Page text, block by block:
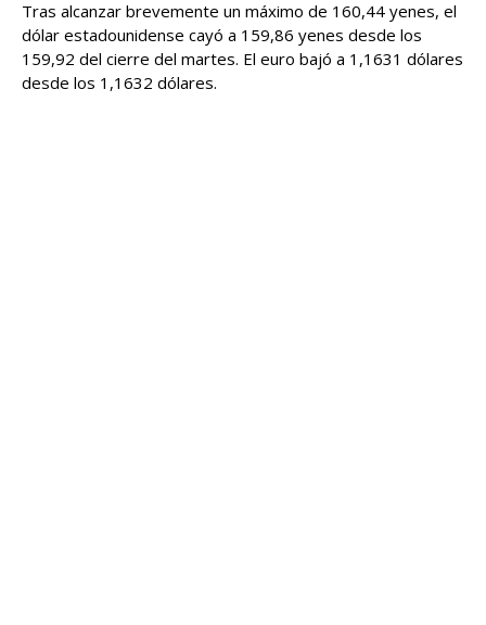
Tras alcanzar brevemente un máximo de 160,44 yenes, el
dólar estadounidense cayó a 159,86 yenes desde los
159,92 del cierre del martes. El euro bajó a 1,1631 dólares
desde los 1,1632 dólares.